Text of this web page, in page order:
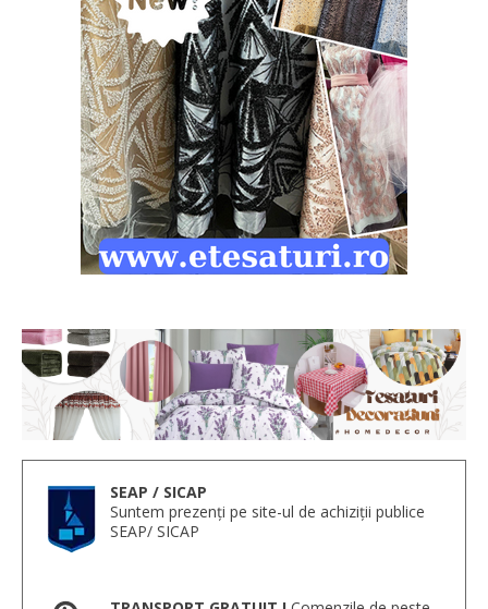
SEAP / SICAP
Suntem prezenți pe site-ul de achiziții publice
SEAP/ SICAP